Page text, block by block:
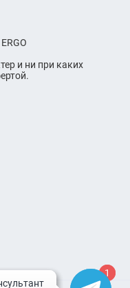
и ни при каких
1
1